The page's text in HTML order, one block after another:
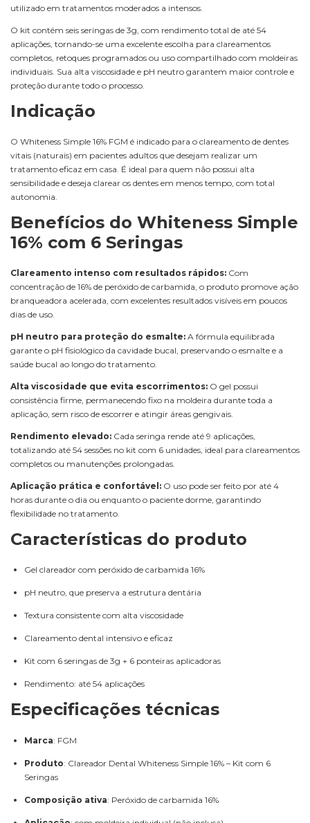
utilizado em tratamentos moderados a intensos.
O kit contém seis seringas de 3g, com rendimento total de até 54
aplicações, tornando-se uma excelente escolha para clareamentos
completos, retoques programados ou uso compartilhado com moldeiras
individuais. Sua alta viscosidade e pH neutro garantem maior controle e
proteção durante todo o processo.
Indicação
O Whiteness Simple 16% FGM é indicado para o clareamento de dentes
vitais (naturais) em pacientes adultos que desejam realizar um
tratamento eficaz em casa. É ideal para quem não possui alta
sensibilidade e deseja clarear os dentes em menos tempo, com total
autonomia.
Benefícios do Whiteness Simple
16% com 6 Seringas
Clareamento intenso com resultados rápidos: Com
concentração de 16% de peróxido de carbamida, o produto promove ação
branqueadora acelerada, com excelentes resultados visíveis em poucos
dias de uso.
pH neutro para proteção do esmalte: A fórmula equilibrada
garante o pH fisiológico da cavidade bucal, preservando o esmalte e a
saúde bucal ao longo do tratamento.
Alta viscosidade que evita escorrimentos: O gel possui
consistência firme, permanecendo fixo na moldeira durante toda a
aplicação, sem risco de escorrer e atingir áreas gengivais.
Rendimento elevado: Cada seringa rende até 9 aplicações,
totalizando até 54 sessões no kit com 6 unidades, ideal para clareamentos
completos ou manutenções prolongadas.
Aplicação prática e confortável: O uso pode ser feito por até 4
horas durante o dia ou enquanto o paciente dorme, garantindo
flexibilidade no tratamento.
Características do produto
Gel clareador com peróxido de carbamida 16%
pH neutro, que preserva a estrutura dentária
Textura consistente com alta viscosidade
Clareamento dental intensivo e eficaz
Kit com 6 seringas de 3g + 6 ponteiras aplicadoras
Rendimento: até 54 aplicações
Especificações técnicas
Marca: FGM
Produto: Clareador Dental Whiteness Simple 16% – Kit com 6
Seringas
Composição ativa: Peróxido de carbamida 16%